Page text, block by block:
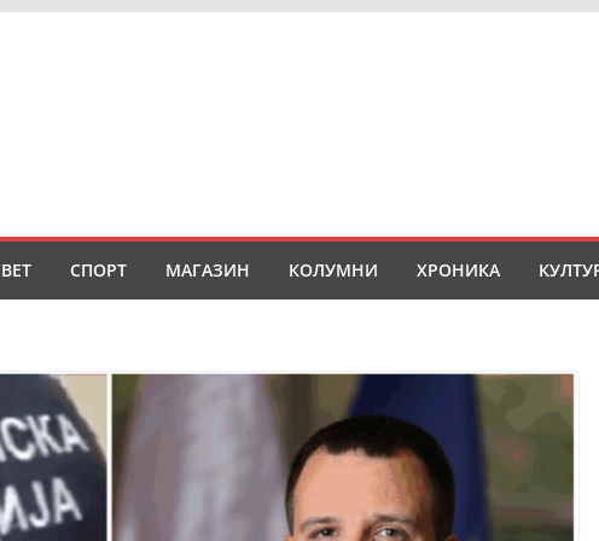
СПОРТ МАГАЗИН КОЛУМНИ ХРОНИКА